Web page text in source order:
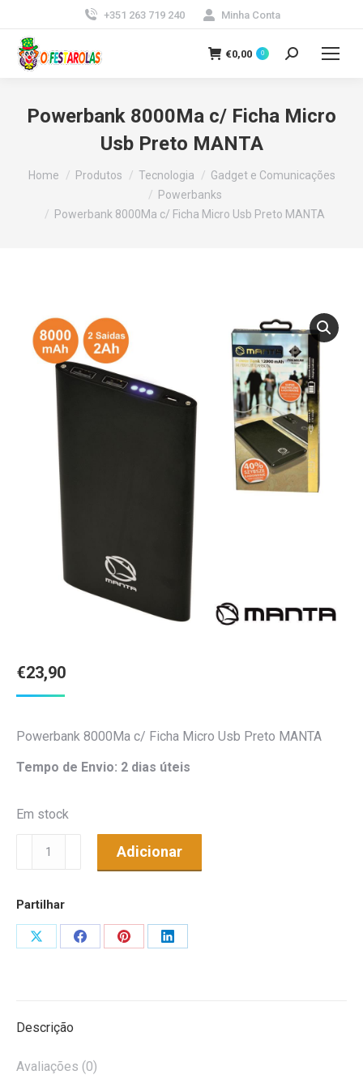
+351 263 719 240 Minha Conta
€0,00 0 Search:
Powerbank 8000Ma c/ Ficha Micro
Usb Preto MANTA
You are here:
Home Produtos Tecnologia
Gadget e Comunicações
Powerbanks
Powerbank 8000Ma c/ Ficha Micro Usb Preto MANTA
€23,90
Powerbank 8000Ma c/ Ficha Micro Usb Preto MANTA
Tempo de Envio: 2 dias úteis
Em stock
Quantidade
8000Ma
Preto
Adicionar
Partilhar
Share
Share
Share
Share
Descrição
Avaliações (0)